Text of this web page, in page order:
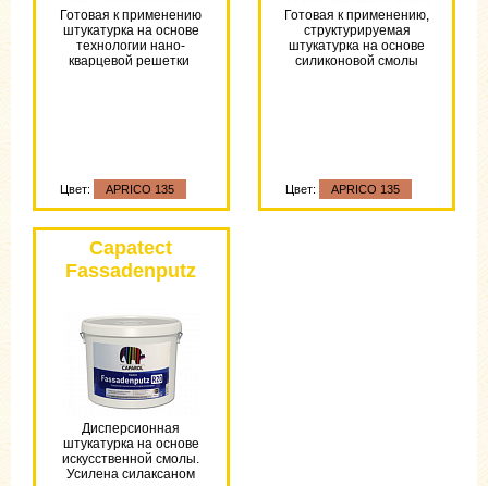
Готовая к применению
штукатурка на основе
технологии нано-
кварцевой решетки
Цвет: APRICO 135
Готовая к применению,
структурируемая
штукатурка на основе
силиконовой смолы
Цвет: APRICO 135
Capatect
Fassadenputz
Дисперсионная
штукатурка на основе
искусственной смолы.
Усилена силаксаном
Цвет: APRICO 135